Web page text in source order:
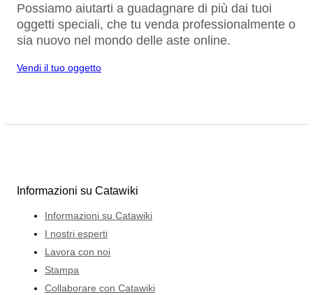
Possiamo aiutarti a guadagnare di più dai tuoi
oggetti speciali, che tu venda professionalmente o
sia nuovo nel mondo delle aste online.
Vendi il tuo oggetto
Informazioni su Catawiki
Informazioni su Catawiki
I nostri esperti
Lavora con noi
Stampa
Collaborare con Catawiki